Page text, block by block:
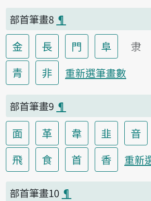
部首筆畫8 ¶
金 長 門 阜 隶
青
非 重新選筆畫數
部首筆畫9 ¶
面 革 韋 韭 音
飛
食 首 香 重新
部首筆畫10 ¶